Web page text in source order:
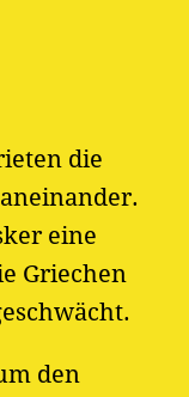
die
eine
Griechen
den